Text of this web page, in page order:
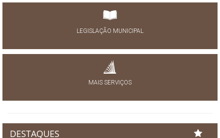
LEGISLAÇÃO MUNICIPAL
MAIS SERVIÇOS
DESTAQUES